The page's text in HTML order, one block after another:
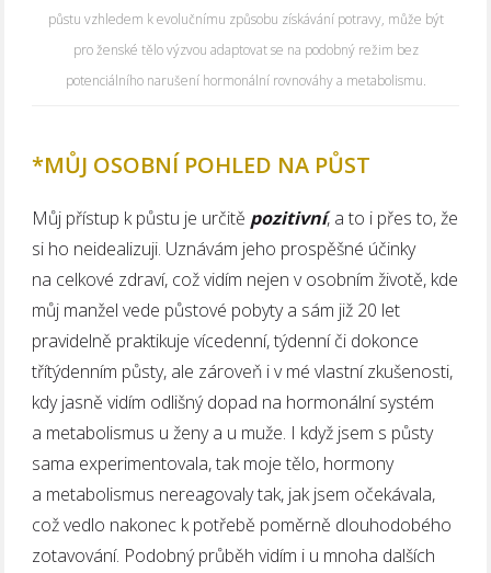
půstu vzhledem k evolučnímu způsobu získávání potravy, může být
pro ženské tělo výzvou adaptovat se na podobný režim bez
potenciálního narušení hormonální rovnováhy a metabolismu.
*MŮJ OSOBNÍ POHLED NA PŮST
Můj přístup k půstu je určitě pozitivní, a to i přes to, že
si ho neidealizuji. Uznávám jeho prospěšné účinky
na celkové zdraví, což vidím nejen v osobním životě, kde
můj manžel vede půstové pobyty a sám již 20 let
pravidelně praktikuje vícedenní, týdenní či dokonce
třítýdenním půsty, ale zároveň i v mé vlastní zkušenosti,
kdy jasně vidím odlišný dopad na hormonální systém
a metabolismus u ženy a u muže. I když jsem s půsty
sama experimentovala, tak moje tělo, hormony
a metabolismus nereagovaly tak, jak jsem očekávala,
což vedlo nakonec k potřebě poměrně dlouhodobého
zotavování. Podobný průběh vidím i u mnoha dalších